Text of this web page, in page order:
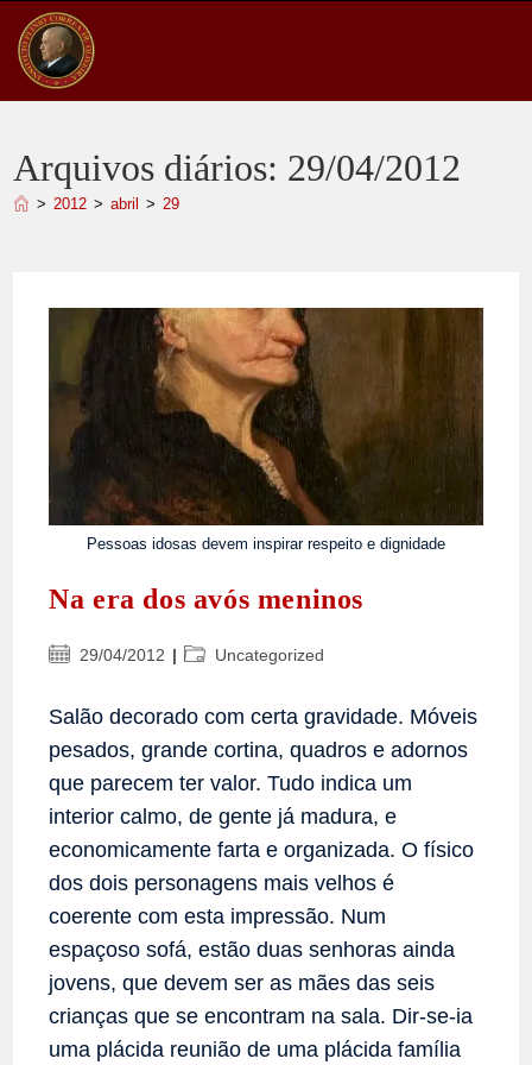
para
conteúdo
Arquivos diários: 29/04/2012
> 2012 > abril > 29
Pessoas idosas devem inspirar respeito e dignidade
Na era dos avós meninos
Post29/04/2012
Categoria
post:
Uncategorized
Salão decorado com certa gravidade. Móveis
pesados, grande cortina, quadros e adornos
que parecem ter valor. Tudo indica um
interior calmo, de gente já madura, e
economicamente farta e organizada. O físico
dos dois personagens mais velhos é
coerente com esta impressão. Num
espaçoso sofá, estão duas senhoras ainda
jovens, que devem ser as mães das seis
crianças que se encontram na sala. Dir-se-ia
uma plácida reunião de uma plácida família